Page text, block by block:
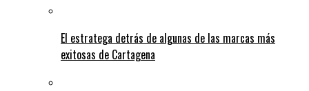
El estratega detrás de algunas de las marcas más
exitosas de Cartagena